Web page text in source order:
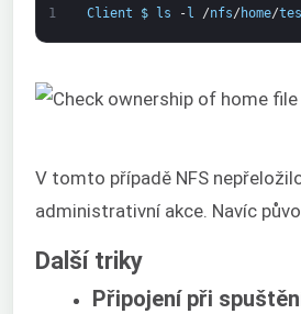
1 Client $ ls -l /nfs/ home/
V tomto případě NFS
administrativní akce. Navíc
Další triky
Připojení při